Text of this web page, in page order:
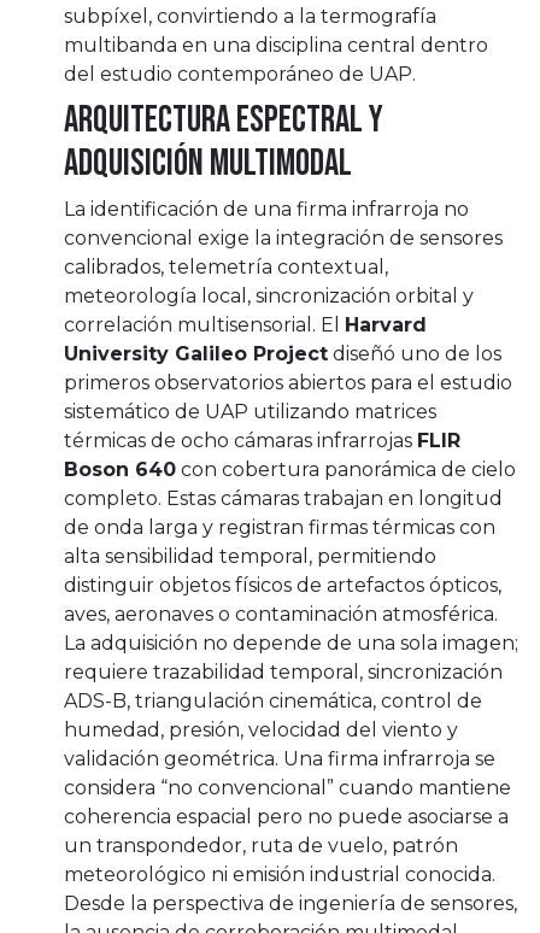
subpíxel, convirtiendo a la termografía
multibanda en una disciplina central dentro
del estudio contemporáneo de UAP.
Arquitectura espectral y
adquisición multimodal
La identificación de una firma infrarroja no
convencional exige la integración de sensores
calibrados, telemetría contextual,
meteorología local, sincronización orbital y
correlación multisensorial. El Harvard
University Galileo Project diseñó uno de los
primeros observatorios abiertos para el estudio
sistemático de UAP utilizando matrices
térmicas de ocho cámaras infrarrojas FLIR
Boson 640 con cobertura panorámica de cielo
completo. Estas cámaras trabajan en longitud
de onda larga y registran firmas térmicas con
alta sensibilidad temporal, permitiendo
distinguir objetos físicos de artefactos ópticos,
aves, aeronaves o contaminación atmosférica.
La adquisición no depende de una sola imagen;
requiere trazabilidad temporal, sincronización
ADS-B, triangulación cinemática, control de
humedad, presión, velocidad del viento y
validación geométrica. Una firma infrarroja se
considera “no convencional” cuando mantiene
coherencia espacial pero no puede asociarse a
un transpondedor, ruta de vuelo, patrón
meteorológico ni emisión industrial conocida.
Desde la perspectiva de ingeniería de sensores,